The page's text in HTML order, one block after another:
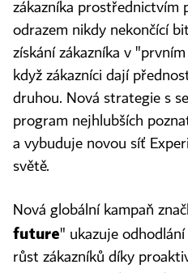
zákazníka prostřednictvím
odrazem nikdy nekončící
získání zákazníka v
když zákazníci dají
druhou. Nová strategie s
program nejhlubších
a vybuduje novou síť
světě.
Nová globální kampaň
future" ukazuje
růst zákazníků díky